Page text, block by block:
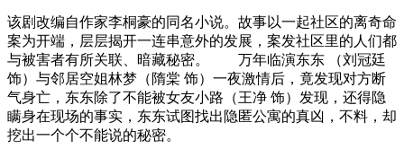
该剧改编自作家李桐豪的同名小说。故事以一起社区的离奇命
案为开端，层层揭开一连串意外的发展，案发社区里的人们都
与被害者有所关联、暗藏秘密。 万年临演东东 （刘冠廷
饰）与邻居空姐林梦（隋棠 饰）一夜激情后，竟发现对方断
气身亡，东东除了不能被女友小路（王净 饰）发现，还得隐
瞒身在现场的事实，东东试图找出隐匿公寓的真凶，不料，却
挖出一个个不能说的秘密。